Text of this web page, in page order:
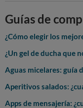
Guías de
¿Cómo elegir los
¿Un gel de ducha que
Aguas micelares: guía
Aperitivos salados:
Apps de mensajería: